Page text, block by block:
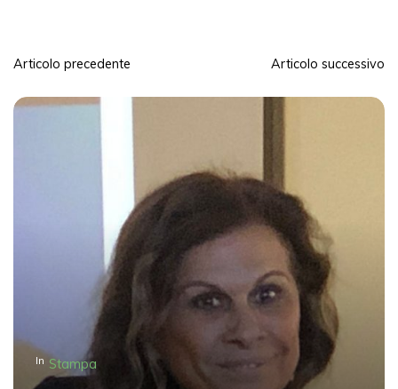
N
a
e
Articolo precedente Articolo successivo
In Stampa